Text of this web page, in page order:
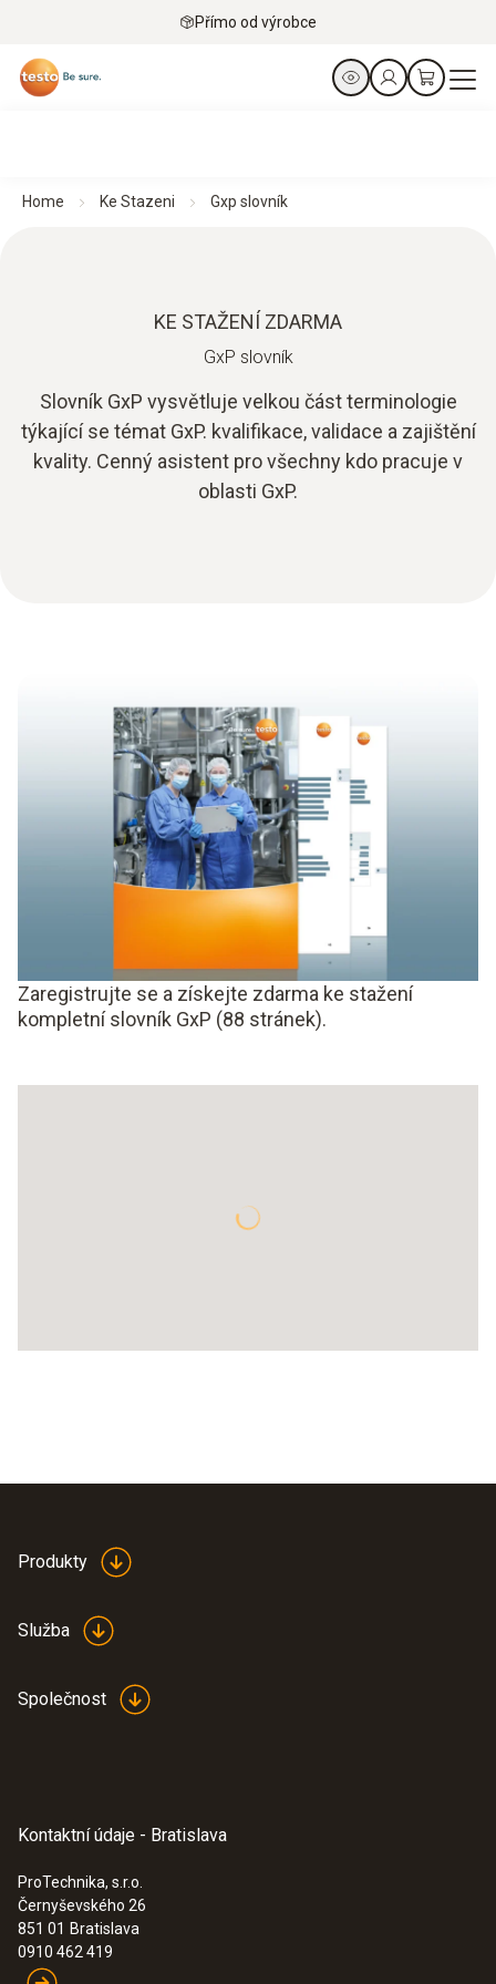
Přímo od výrobce
Home Ke Stazeni Gxp slovník
KE STAŽENÍ ZDARMA
GxP slovník
Slovník GxP vysvětluje velkou část terminologie
týkající se témat GxP. kvalifikace, validace a zajištění
kvality. Cenný asistent pro všechny kdo pracuje v
oblasti GxP.
Zaregistrujte se a získejte zdarma ke stažení
kompletní slovník GxP (88 stránek).
Produkty
Služba
Společnost
Kontaktní údaje - Bratislava
ProTechnika, s.r.o.
Černyševského 26
851 01 Bratislava
0910 462 419